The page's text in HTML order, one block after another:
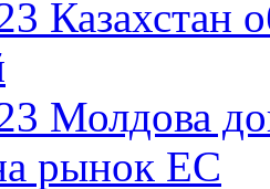
Казахстан
Молдова
рынок ЕС